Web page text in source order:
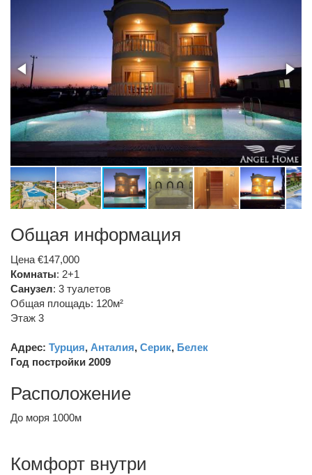
Общая информация
Цена €147,000
Комнаты: 2+1
Санузел: 3 туалетов
Общая площадь: 120м²
Этаж 3
Адрес: Турция, Анталия, Серик, Белек
Год постройки 2009
Расположение
До моря 1000м
Комфорт внутри